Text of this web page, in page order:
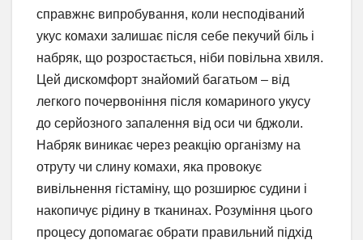
справжнє випробування, коли несподіваний
укус комахи залишає після себе пекучий біль і
набряк, що розростається, ніби повільна хвиля.
Цей дискомфорт знайомий багатьом – від
легкого почервоніння після комариного укусу
до серйозного запалення від оси чи бджоли.
Набряк виникає через реакцію організму на
отруту чи слину комахи, яка провокує
вивільнення гістаміну, що розширює судини і
накопичує рідину в тканинах. Розуміння цього
процесу допомагає обрати правильний підхід